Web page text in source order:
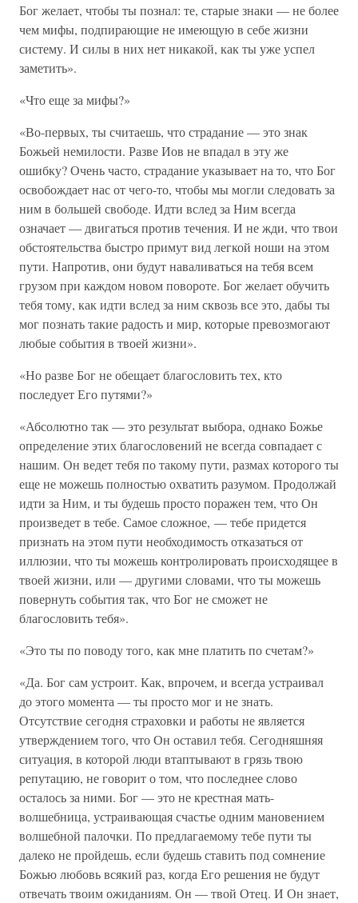
Бог желает, чтобы ты познал: те, старые знаки — не более
чем мифы, подпирающие не имеющую в себе жизни
систему. И силы в них нет никакой, как ты уже успел
заметить».
«Что еще за мифы?»
«Во-первых, ты считаешь, что страдание — это знак
Божьей немилости. Разве Иов не впадал в эту же
ошибку? Очень часто, страдание указывает на то, что Бог
освобождает нас от чего-то, чтобы мы могли следовать за
ним в большей свободе. Идти вслед за Ним всегда
означает — двигаться против течения. И не жди, что твои
обстоятельства быстро примут вид легкой ноши на этом
пути. Напротив, они будут наваливаться на тебя всем
грузом при каждом новом повороте. Бог желает обучить
тебя тому, как идти вслед за ним сквозь все это, дабы ты
мог познать такие радость и мир, которые превозмогают
любые события в твоей жизни».
«Но разве Бог не обещает благословить тех, кто
последует Его путями?»
«Абсолютно так — это результат выбора, однако Божье
определение этих благословений не всегда совпадает с
нашим. Он ведет тебя по такому пути, размах которого ты
еще не можешь полностью охватить разумом. Продолжай
идти за Ним, и ты будешь просто поражен тем, что Он
произведет в тебе. Самое сложное, — тебе придется
признать на этом пути необходимость отказаться от
иллюзии, что ты можешь контролировать происходящее в
твоей жизни, или — другими словами, что ты можешь
повернуть события так, что Бог не сможет не
благословить тебя».
«Это ты по поводу того, как мне платить по счетам?»
«Да. Бог сам устроит. Как, впрочем, и всегда устраивал
до этого момента — ты просто мог и не знать.
Отсутствие сегодня страховки и работы не является
утверждением того, что Он оставил тебя. Сегодняшняя
ситуация, в которой люди втаптывают в грязь твою
репутацию, не говорит о том, что последнее слово
осталось за ними. Бог — это не крестная мать-
волшебница, устраивающая счастье одним мановением
волшебной палочки. По предлагаемому тебе пути ты
далеко не пройдешь, если будешь ставить под сомнение
Божью любовь всякий раз, когда Его решения не будут
отвечать твоим ожиданиям. Он — твой Отец. И Он знает,